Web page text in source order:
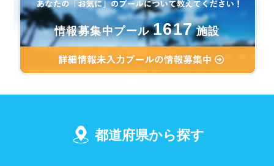
情報募集中プール 1617 施設
都道府県から探す